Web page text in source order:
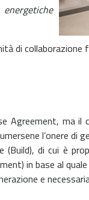
di
ma il
l’onere
di cui è
in base al
e